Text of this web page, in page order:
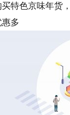
特色京味年货
多